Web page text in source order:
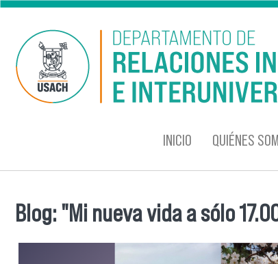
Pasar al contenido principal
INICIO QUIÉNES
Se encuentra usted aquí
Blog: "Mi nueva vida a sólo